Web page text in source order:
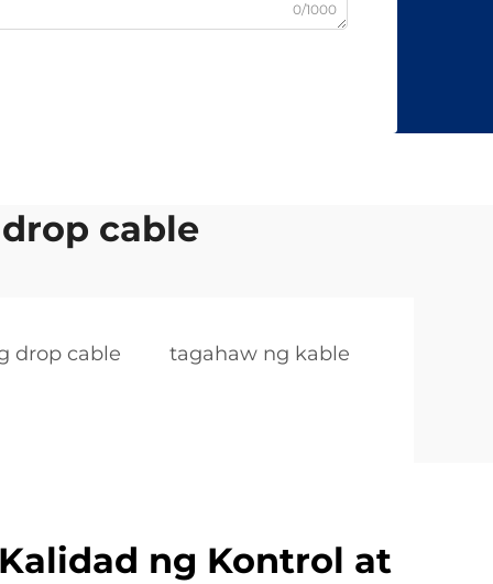
0/1000
cable
drop cable tagahaw ng kable
ng Kontrol at